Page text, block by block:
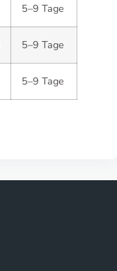
5–9 Tage
5–9 Tage
5–9 Tage